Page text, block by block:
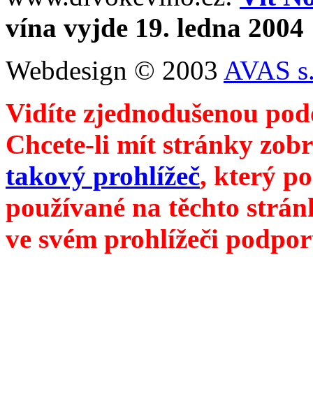
vína vyjde 19. ledna 2004
Webdesign © 2003 AVAS
Vidíte zjednodušenou
Chcete-li mít stránky
takový prohlížeč, který
používané na těchto
ve svém prohlížeči